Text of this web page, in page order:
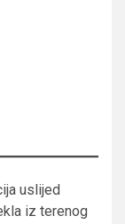
uslijed
iz terenog